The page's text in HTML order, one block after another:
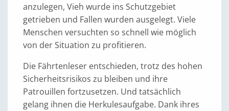
anzulegen, Vieh wurde ins Schutzgebiet
getrieben und Fallen wurden ausgelegt. Viele
Menschen versuchten so schnell wie möglich
von der Situation zu profitieren.
Die Fährtenleser entschieden, trotz des hohen
Sicherheitsrisikos zu bleiben und ihre
Patrouillen fortzusetzen. Und tatsächlich
gelang ihnen die Herkulesaufgabe. Dank ihres